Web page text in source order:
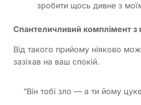
зробити щось дивне з
Спантеличливий комплімент з
Від такого прийому ніяково
зазіхав на ваш спокій.
“Він тобі зло — а ти йому